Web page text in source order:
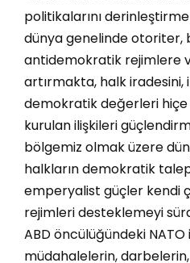
politikalarını
dünya genelinde otoriter,
antidemokratik rejimlere
artırmakta, halk iradesini,
demokratik değerleri
kurulan ilişkileri
bölgemiz olmak üzere
halkların demokratik
emperyalist güçler kendi
rejimleri desteklemeyi
​ABD öncülüğündeki
müdahalelerin,